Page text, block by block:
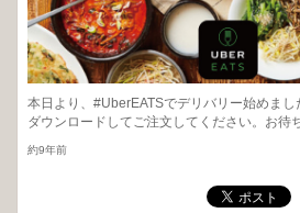
本日より、#UberEATSでデリバリー始めま
ダウンロードしてご注文してください。お待
約9年前